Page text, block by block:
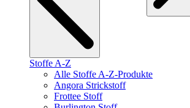
Stoffe A-Z
Alle Stoffe A-Z-Produkte
Angora Strickstoff
Frottee Stoff